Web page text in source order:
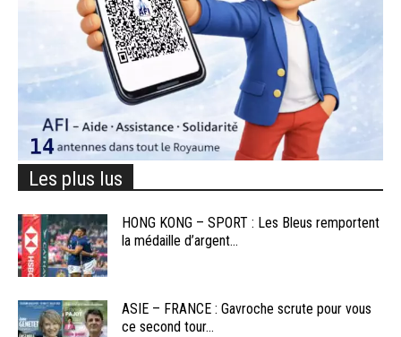
Les plus lus
HONG KONG – SPORT : Les Bleus remportent
la médaille d’argent...
ASIE – FRANCE : Gavroche scrute pour vous
ce second tour...